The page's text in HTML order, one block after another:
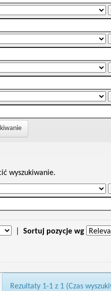
wyszukiwanie.
Sortuj pozycje wg
Rezultaty 1-1 z 1 (Czas